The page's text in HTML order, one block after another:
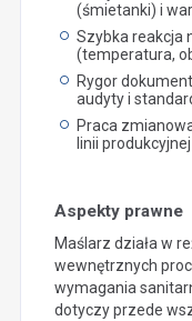
(śmietanki) i
Szybka reakcja
(temperatura,
Rygor
audyty i
Praca
linii produkcyjnej
Aspekty prawne
Maślarz działa w
wewnętrznych
wymagania
dotyczy przede